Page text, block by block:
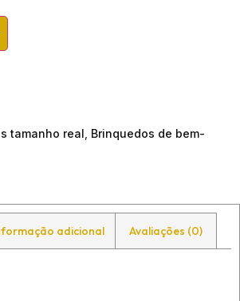
tamanho real Brinquedos de bem-
adicional Avaliações (0)